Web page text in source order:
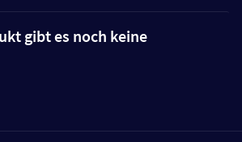
gibt es noch keine